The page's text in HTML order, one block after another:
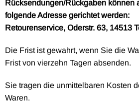
Rücksendungen/Rückgaben können
folgende Adresse gerichtet werden:
Retourenservice, Oderstr. 63, 14513
Die Frist ist gewahrt, wenn Sie die
Frist von vierzehn Tagen absenden.
Sie tragen die unmittelbaren Kosten
Waren.